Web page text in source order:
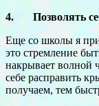
4. Позволять
Еще со школы я
это стремление
накрывает волной
себе расправить
получаем, тем